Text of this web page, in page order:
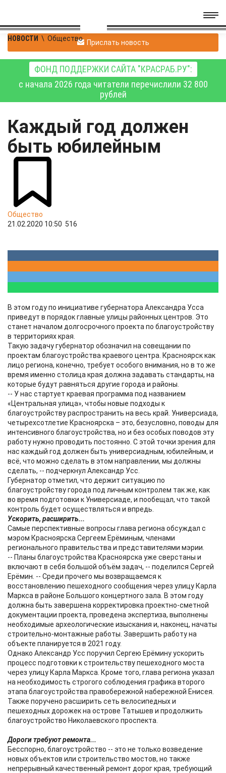
НОВОСТИ \ Общество Прислать новость
ФОНД ПОДДЕРЖКИ САЙТА "КРАСРАБ.РУ":
с начала 2026 года читатели перечислили 32 800
рублей
Каждый год должен
быть юбилейным
Общество
21.02.2020 10:50 516
В этом году по инициативе губернатора Александра Усса
приведут в порядок главные улицы районных центров. Это
станет началом долгосрочного проекта по благоустройству
в территориях края.
Такую задачу губернатор обозначил на совещании по
проектам благоустройства краевого центра. Красноярск как
лицо региона, конечно, требует особого внимания, но в то же
время именно столица края должна задавать стандарты, на
которые будут равняться другие города и районы.
-- У нас стартует краевая программа под названием
«Центральная улица», чтобы новые подходы к
благоустройству распространить на весь край. Универсиада,
четырехсотлетие Красноярска – это, безусловно, поводы для
интенсивного благоустройства, но и без особых поводов эту
работу нужно проводить постоянно. С этой точки зрения для
нас каждый год должен быть универсиадным, юбилейным, и
всё, что можно сделать в этом направлении, мы должны
сделать, -- подчеркнул Александр Усс.
Губернатор отметил, что держит ситуацию по
благоустройству города под личным контролем так же, как
во время подготовки к Универсиаде, и пообещал, что такой
контроль будет осуществляться и впредь.
Ускорить, расширить...
Самые перспективные вопросы глава региона обсуждал с
мэром Красноярска Сергеем Ерёминым, членами
регионального правительства и представителями мэрии.
-- Планы благоустройства Красноярска уже сверстаны и
включают в себя большой объём задач, -- поделился Сергей
Ерёмин. -- Среди прочего мы возвращаемся к
восстановлению пешеходного сообщения через улицу Карла
Маркса в районе Большого концертного зала. В этом году
должна быть завершена корректировка проектно-сметной
документации проекта, проведена экспертиза, выполнены
необходимые археологические изыскания и, наконец, начаты
строительно-монтажные работы. Завершить работу на
объекте планируется в 2021 году.
Однако Александр Усс поручил Сергею Ерёмину ускорить
процесс подготовки к строительству пешеходного моста
через улицу Карла Маркса. Кроме того, глава региона указал
на необходимость строгого соблюдения графика второго
этапа благоустройства правобережной набережной Енисея.
Также поручено расширить сеть велосипедных и
пешеходных дорожек на острове Татышев и продолжить
благоустройство Николаевского проспекта.
Дороги требуют ремонта...
Бесспорно, благоустройство -- это не только возведение
новых объектов или строительство мостов, но также
непрерывный качественный ремонт дорог края, требующий